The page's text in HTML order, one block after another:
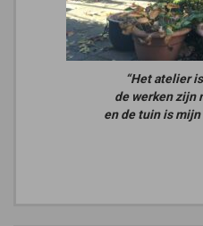
“Het atelier
de werken zijn
en de tuin is mijn